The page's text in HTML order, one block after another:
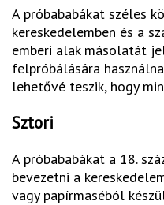
A próbababákat széles
kereskedelemben és a
emberi alak másolatát
felpróbálására
lehetővé teszik, hogy
Sztori
A próbababákat a 18.
bevezetni a
vagy papírmaséból